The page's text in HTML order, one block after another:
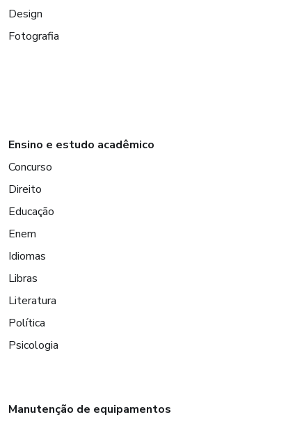
Design
Fotografia
Ensino e estudo acadêmico
Concurso
Direito
Educação
Enem
Idiomas
Libras
Literatura
Política
Psicologia
Manutenção de equipamentos